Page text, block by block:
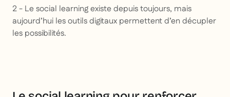
2 - Le social learning existe depuis toujours, mais
aujourd’hui les outils digitaux permettent d’en décupler
les possibilités.